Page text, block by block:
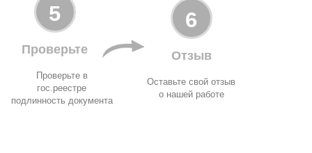
5
Проверьте
Проверьте в
гос.реестре
подлинность документа
6
Отзыв
Оставьте свой отзыв
о нашей работе